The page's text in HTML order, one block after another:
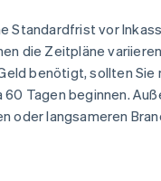
Standardfrist vor
die Zeitpläne
benötigt, sollten Sie
60 Tagen beginnen.
oder langsameren